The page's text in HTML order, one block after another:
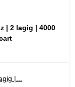
| 2 lagig | 4000